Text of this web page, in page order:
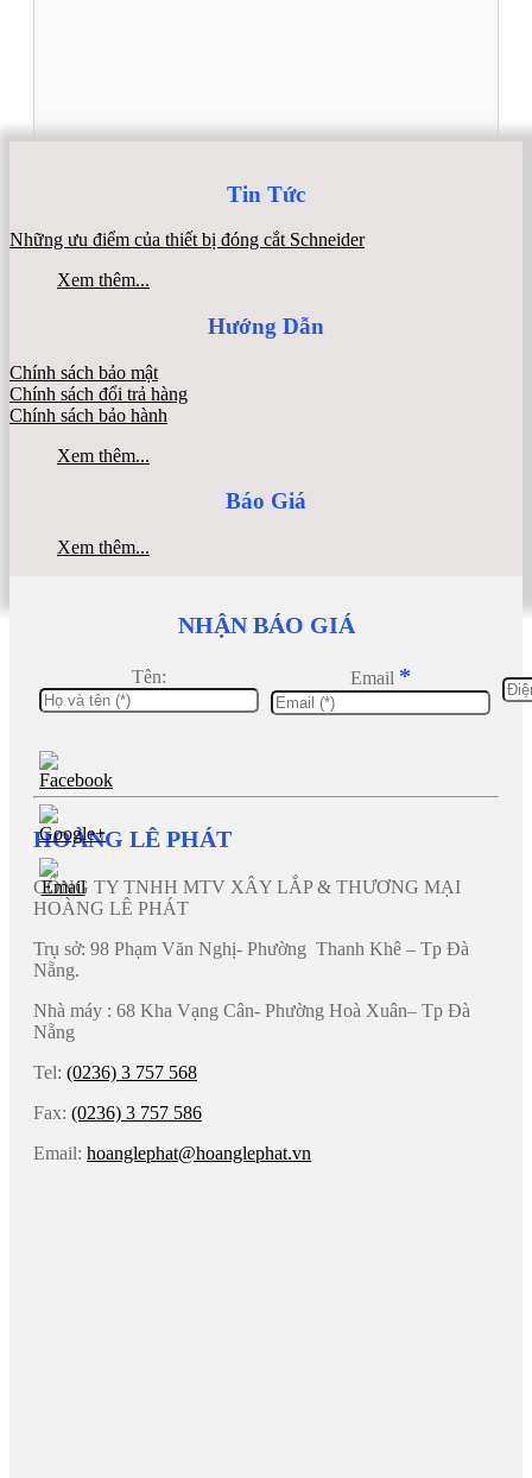
Tin Tức
Những ưu điểm của thiết bị đóng cắt Schneider
Xem thêm...
Hướng Dẫn
Chính sách bảo mật
Chính sách đổi trả hàng
Chính sách bảo hành
Xem thêm...
Báo Giá
Xem thêm...
NHẬN BÁO GIÁ
Tên: Email *
HOÀNG LÊ PHÁT
CÔNG TY TNHH MTV XÂY LẮP & THƯƠNG MẠI
HOÀNG LÊ PHÁT
Trụ sở: 98 Phạm Văn Nghị- Phường Thanh Khê – Tp Đà
Nẵng.
Nhà máy : 68 Kha Vạng Cân- Phường Hoà Xuân– Tp Đà
Nẵng
Tel: (0236) 3 757 568
Fax: (0236) 3 757 586
Email: hoanglephat@hoanglephat.vn